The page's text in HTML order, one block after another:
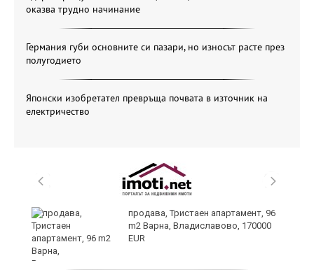
оказва трудно начинание
Германия губи основните си пазари, но износът расте през
полугодието
Японски изобретател превръща почвата в източник на
електричество
продава, Тристаен апартамент, 96
m2 Варна, Владиславово, 170000
EUR